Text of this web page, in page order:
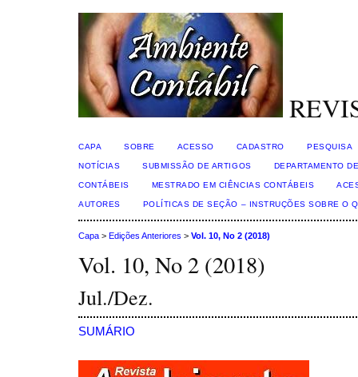
CAPA SOBRE ACESSO CADASTRO PESQUISA
NOTÍCIAS SUBMISSÃO DE ARTIGOS DEPARTAMENTO
CONTÁBEIS MESTRADO EM CIÊNCIAS CONTÁBEIS
AUTORES POLÍTICAS DE SEÇÃO – INSTRUÇÕES SOBRE O
Capa > Edições Anteriores > Vol. 10, No 2 (2018)
Vol. 10, No 2 (2018)
Jul./Dez.
SUMÁRIO